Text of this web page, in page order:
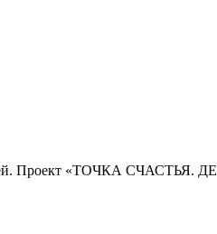
Проект «ТОЧКА СЧАСТЬЯ.